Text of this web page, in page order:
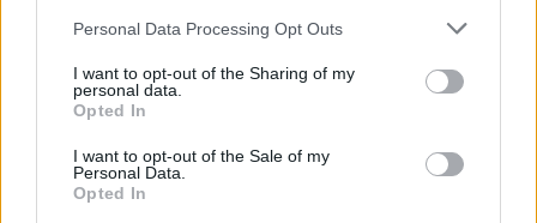
Please note that this website/app uses one or more Google
not limited to your visit or usage behaviour. You may click to
grant or deny consent to Google and its third-party tags to
use your data for below specified purposes in below Google
consent section.
Personal Data Processing Opt Outs
I want to opt-out of the Sharing of my
personal data.
Opted In
I want to opt-out of the Sale of my
Personal Data.
Opted In
Gyllenhaal, Riz Ahmed és Rutger Hauer is kiveszik a
bele a kasszákba a maga tízdollárosát az ideális
mértékben, de még a kevésbé ideálisban sem. Az
elején még illő számokat hozó, ám egyre szétfolyóan
terjeszkedőThe Sisters Brothers most, 1100 moziból
mindössze 742 ezer dollárt fosztogatott, ami ritka
gyéren elfoglalt nézőtereket sejtet. Most kétmilliónál